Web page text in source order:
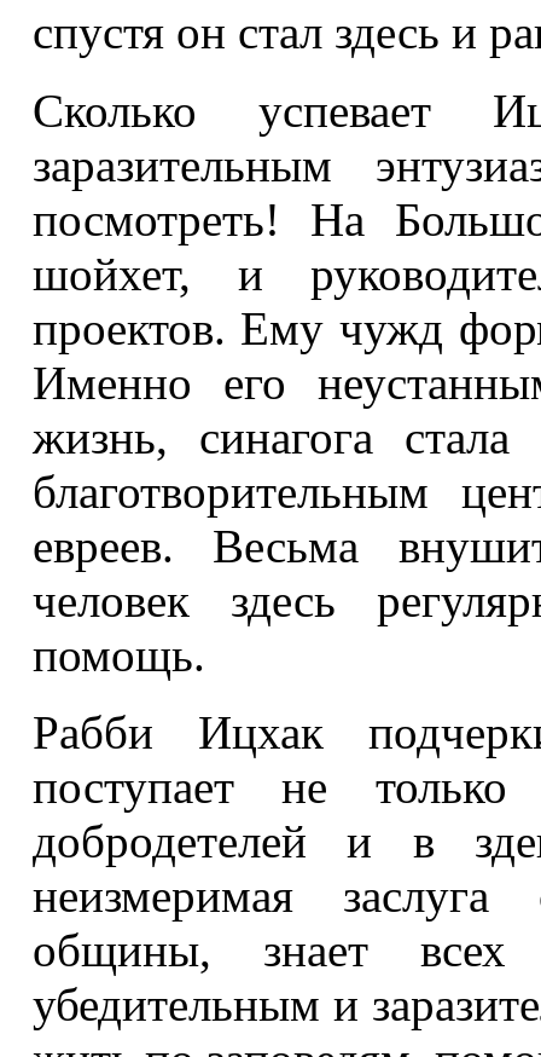
спустя он стал здесь и
Сколько
заразительным
посмотреть! На
шойхет, и
проектов. Ему чужд
Именно его
жизнь, синагога
благотворительным
евреев. Весьма
человек здесь
помощь.
Рабби Ицхак
поступает не
добродетелей и в
неизмеримая
общины, знает
убедительным и